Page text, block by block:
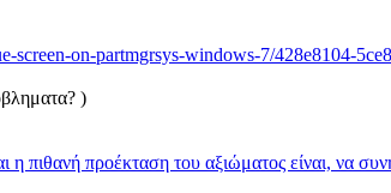
on-partmgrsys-windows-7/428e8104-
)
η πιθανή προέκταση του αξιώματος είναι, να